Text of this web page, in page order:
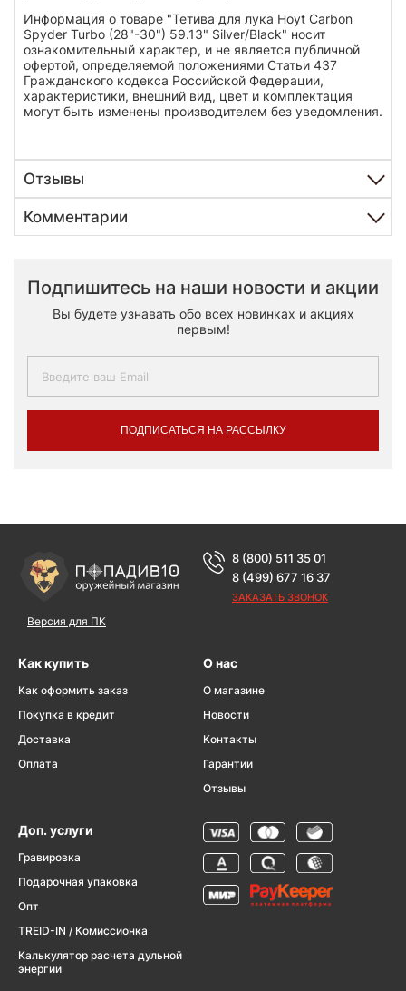
Информация о товаре "Тетива для лука Hoyt Carbon
Spyder Turbo (28"-30") 59.13" Silver/Black" носит
ознакомительный характер, и не является публичной
офертой, определяемой положениями Статьи 437
Гражданского кодекса Российской Федерации,
характеристики, внешний вид, цвет и комплектация
могут быть изменены производителем без уведомления.
Отзывы
Комментарии
Подпишитесь на наши новости и акции
Вы будете узнавать обо всех новинках и акциях
первым!
ПОДПИСАТЬСЯ НА РАССЫЛКУ
Версия для ПК
8 (800) 511 35 01
8 (499) 677 16 37
ЗАКАЗАТЬ ЗВОНОК
Как купить
Как оформить заказ
Покупка в кредит
Доставка
Оплата
О нас
О магазине
Новости
Контакты
Гарантии
Отзывы
Доп. услуги
Гравировка
Подарочная упаковка
Опт
TREID-IN / Комиссионка
Калькулятор расчета дульной
энергии